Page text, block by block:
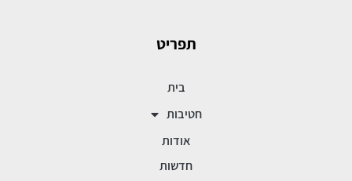
תפריט
בית
חטיבות
אודות
חדשות